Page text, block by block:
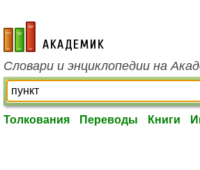
academic.ru
Словари и энциклопедии на
Толкования Переводы Книги